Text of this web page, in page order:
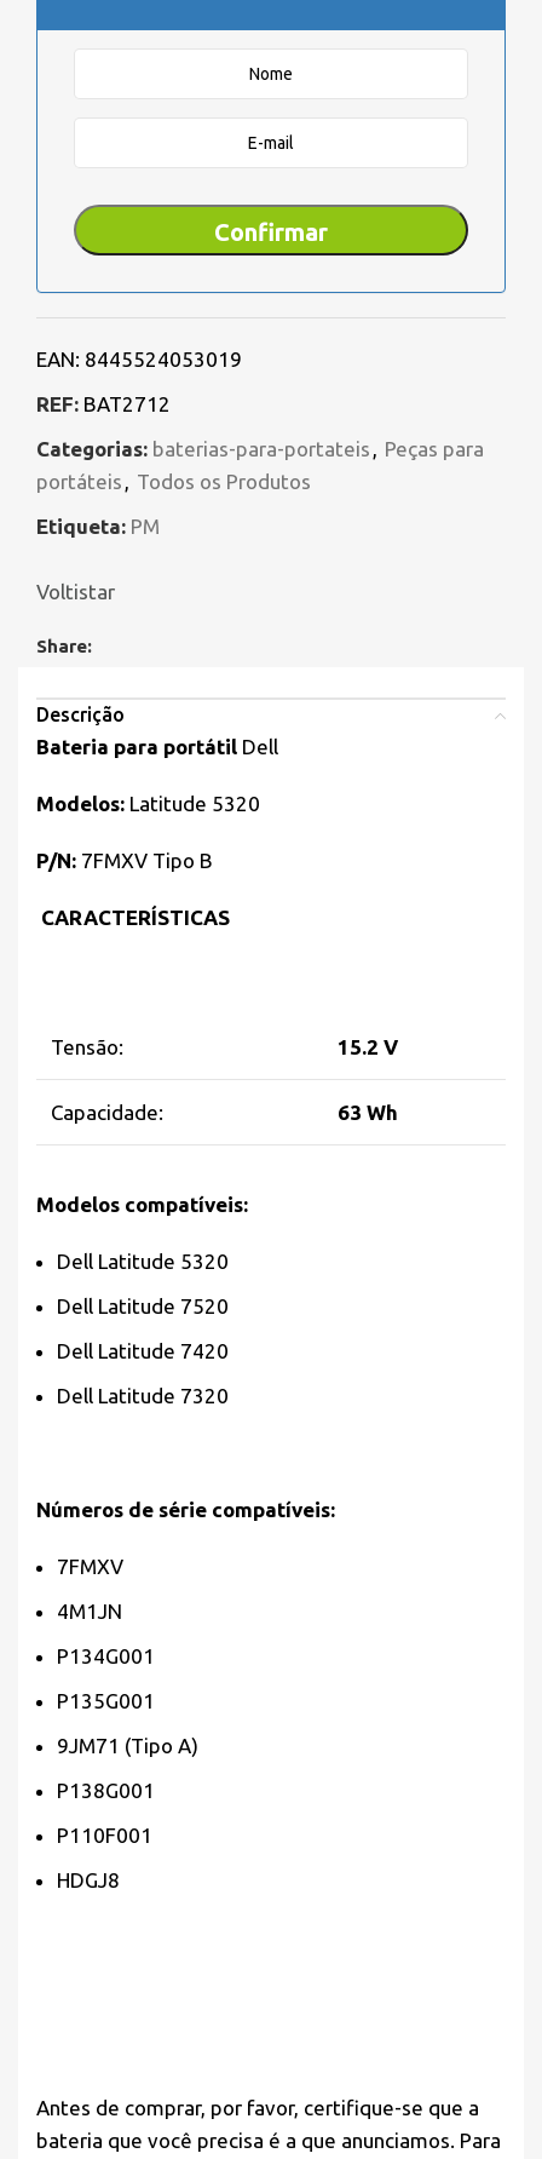
EAN: 8445524053019
REF: BAT2712
Categorias: baterias-para-portateis , Peças para
portáteis , Todos os Produtos
Etiqueta: PM
Voltistar
Share:
Descrição
Bateria para portátil Dell
Modelos: Latitude 5320
P/N: 7FMXV Tipo B
CARACTERÍSTICAS
Tensão: 15.2 V
Capacidade: 63 Wh
Modelos compatíveis:
Dell Latitude 5320
Dell Latitude 7520
Dell Latitude 7420
Dell Latitude 7320
Números de série compatíveis:
7FMXV
4M1JN
P134G001
P135G001
9JM71 (Tipo A)
P138G001
P110F001
HDGJ8
Antes de comprar, por favor, certifique-se que a
bateria que você precisa é a que anunciamos. Para